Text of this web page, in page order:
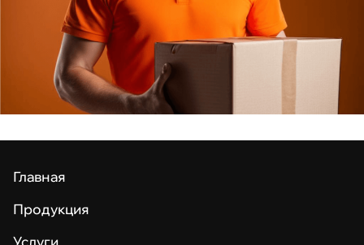
Главная
Продукция
Услуги